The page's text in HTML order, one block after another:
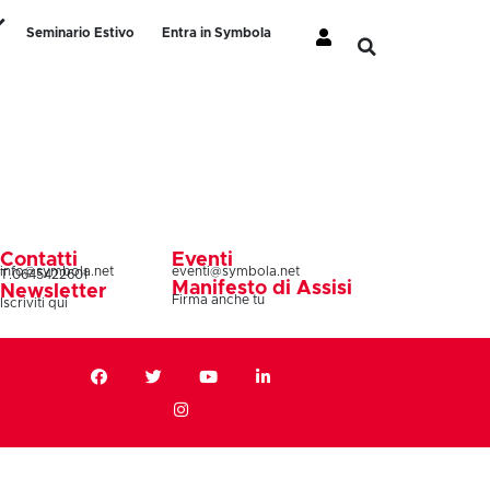
Seminario Estivo
Entra in Symbola
Contatti
info@symbola.net
T.0645422601
Newsletter
Iscriviti qui
Eventi
eventi@symbola.net
Manifesto di Assisi
Firma anche tu